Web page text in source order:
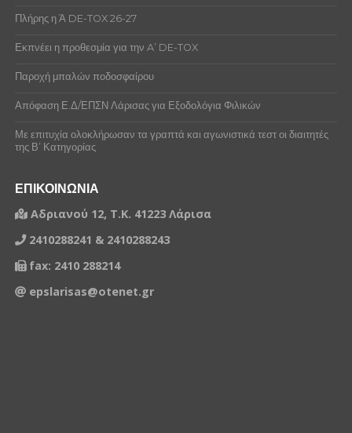
Πλήρης η Ά DE-TOX 26-27
Εκπνέει η προθεσμία για την A’ DE-TOX
Παροχή μπαλών ποδοσφαίρου
Απόφαση Ε.Δ/ΕΠΣΝ Λάρισας για Εξοδολόγια Φιλικών
Με επιτυχία ολοκλήρωσαν τα γραπτά και αγωνιστικά τεστ οι διαιτητές
της Β’ Κατηγορίας
ΕΠΙΚΟΙΝΩΝΙΑ
Αδριανού 12, Τ.Κ. 41223 Λάρισα
2410288241 & 2410288243
fax: 2410 288214
epslarisas@otenet.gr